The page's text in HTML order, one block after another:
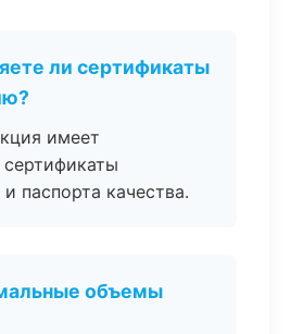
ли сертификаты
имеет
паспорта качества.
объемы